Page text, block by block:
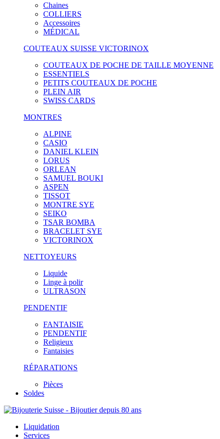
Chaines
COLLIERS
Accessoires
MÉDICAL
COUTEAUX SUISSE VICTORINOX
COUTEAUX DE POCHE DE TAILLE MOYENNE
ESSENTIELS
PETITS COUTEAUX DE POCHE
PLEIN AIR
SWISS CARDS
MONTRES
ALPINE
CASIO
DANIEL KLEIN
LORUS
ORLEAN
SAMUEL BOUKI
ASPEN
TISSOT
MONTRE SYE
SEIKO
TSAR BOMBA
BRACELET SYE
VICTORINOX
NETTOYEURS
Liquide
Linge à polir
ULTRASON
PENDENTIF
FANTAISIE
PENDENTIF
Religieux
Fantaisies
RÉPARATIONS
Pièces
Soldes
Liquidation
Services